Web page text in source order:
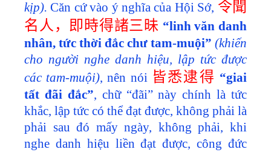
kịp). Căn cứ vào ý nghĩa của Hội Sớ, 令聞
名人，即時得諸三昧 “linh văn danh
nhân, tức thời đắc chư tam-muội” (khiến
cho người nghe danh hiệu, lập tức được
các tam-muội), nên nói 皆悉逮得 “giai
tất đãi đắc”, chữ “đãi” này chính là tức
khắc, lập tức có thể đạt được, không phải là
phải sau đó mấy ngày, không phải, khi
nghe danh hiệu liền đạt được, công đức